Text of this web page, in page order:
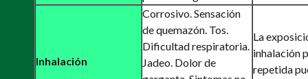
Inhalación
Corrosivo. Sensación
de quemazón. Tos.
Dificultad respiratoria.
Jadeo. Dolor de
La
inhalación
repetida